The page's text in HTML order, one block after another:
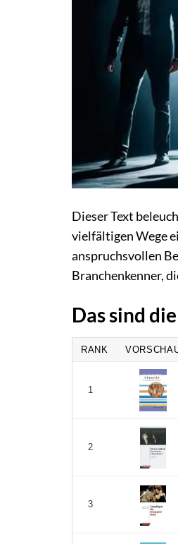
Dieser Text
vielfältigen Wege
anspruchsvollen
Branchenkenner,
Das sind
RANK
1
2
3